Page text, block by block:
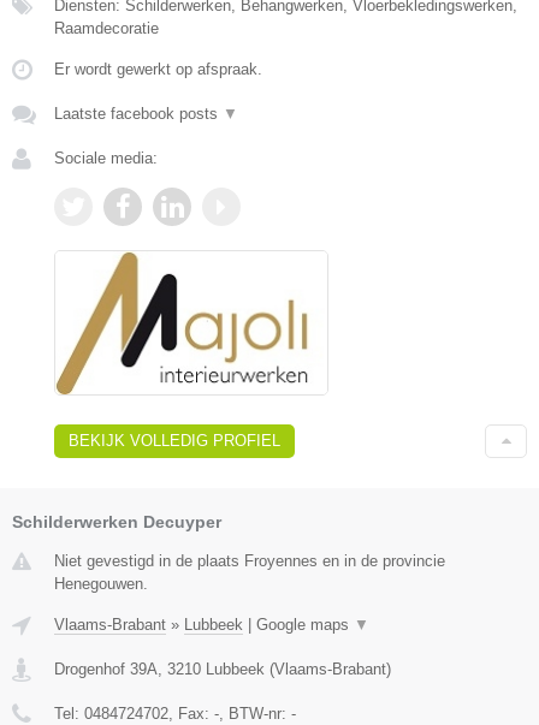
Diensten: Schilderwerken, Behangwerken, Vloerbekledingswerken,
Raamdecoratie
Er wordt gewerkt op afspraak.
Laatste facebook posts ▼
Sociale media:
BEKIJK VOLLEDIG PROFIEL
Schilderwerken Decuyper
Niet gevestigd in de plaats Froyennes en in de provincie
Henegouwen.
Vlaams-Brabant » Lubbeek Google maps ▼
Drogenhof 39A, 3210 Lubbeek (Vlaams-Brabant)
Tel: 0484724702, Fax: -, BTW-nr: -